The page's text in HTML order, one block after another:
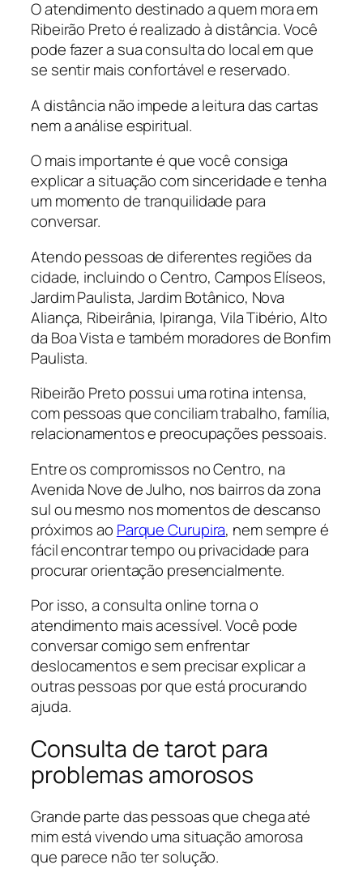
O atendimento destinado a quem mora em
Ribeirão Preto é realizado à distância. Você
pode fazer a sua consulta do local em que
se sentir mais confortável e reservado.
A distância não impede a leitura das cartas
nem a análise espiritual.
O mais importante é que você consiga
explicar a situação com sinceridade e tenha
um momento de tranquilidade para
conversar.
Atendo pessoas de diferentes regiões da
cidade, incluindo o Centro, Campos Elíseos,
Jardim Paulista, Jardim Botânico, Nova
Aliança, Ribeirânia, Ipiranga, Vila Tibério, Alto
da Boa Vista e também moradores de Bonfim
Paulista.
Ribeirão Preto possui uma rotina intensa,
com pessoas que conciliam trabalho, família,
relacionamentos e preocupações pessoais.
Entre os compromissos no Centro, na
Avenida Nove de Julho, nos bairros da zona
sul ou mesmo nos momentos de descanso
próximos ao Parque Curupira, nem sempre é
fácil encontrar tempo ou privacidade para
procurar orientação presencialmente.
Por isso, a consulta online torna o
atendimento mais acessível. Você pode
conversar comigo sem enfrentar
deslocamentos e sem precisar explicar a
outras pessoas por que está procurando
ajuda.
Consulta de tarot para
problemas amorosos
Grande parte das pessoas que chega até
mim está vivendo uma situação amorosa
que parece não ter solução.